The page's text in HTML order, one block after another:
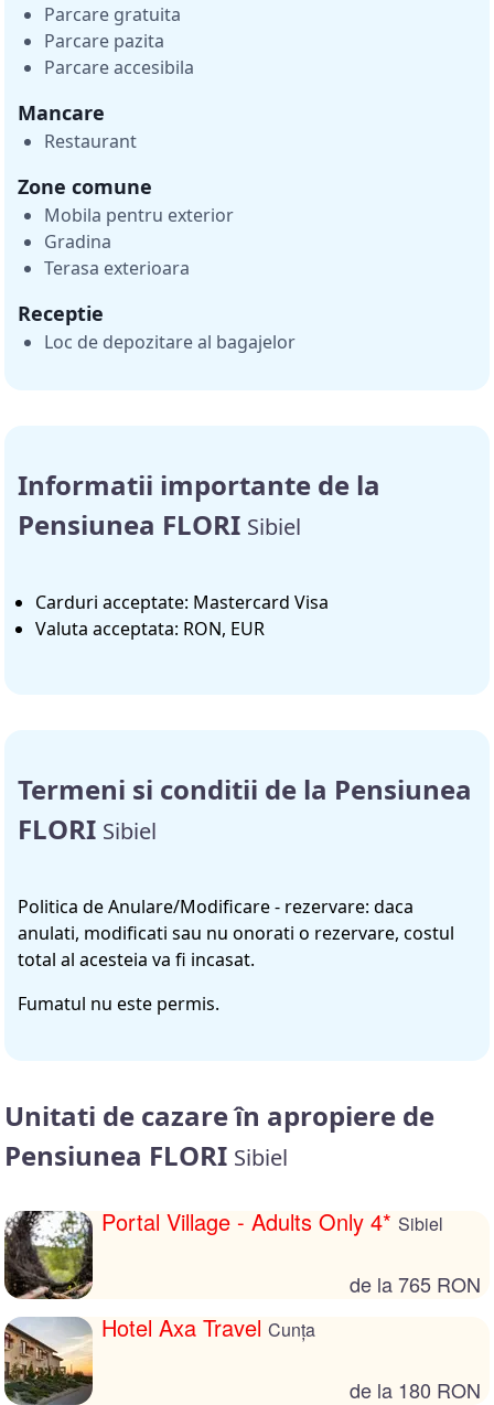
Parcare gratuita
Parcare pazita
Parcare accesibila
Mancare
Restaurant
Zone comune
Mobila pentru exterior
Gradina
Terasa exterioara
Receptie
Loc de depozitare al bagajelor
Informatii importante de la
Pensiunea FLORI Sibiel
Carduri acceptate: Mastercard Visa
Valuta acceptata: RON, EUR
Termeni si conditii de la Pensiunea
FLORI Sibiel
Politica de Anulare/Modificare - rezervare: daca
anulati, modificati sau nu onorati o rezervare, costul
total al acesteia va fi incasat.
Fumatul nu este permis.
Unitati de cazare în apropiere de
Pensiunea FLORI Sibiel
Portal Village - Adults Only 4* Sibiel
de la 765 RON
Hotel Axa Travel Cunța
de la 180 RON